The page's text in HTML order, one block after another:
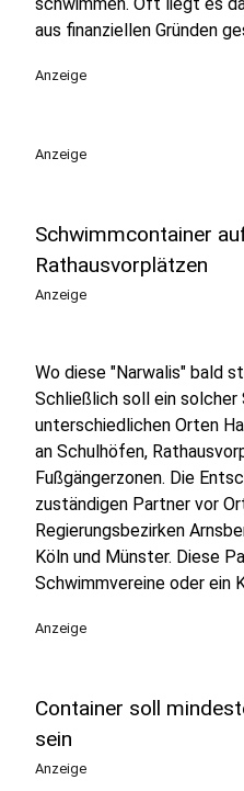
aus finanziellen Gründen
Anzeige
Anzeige
Schwimmcontainer
Rathausvorplätzen
Anzeige
Wo diese "Narwalis" bald
Schließlich soll ein solcher
unterschiedlichen Orten
an Schulhöfen,
Fußgängerzonen. Die
zuständigen Partner vor
Regierungsbezirken
Köln und Münster. Diese
Schwimmvereine oder ein
Anzeige
Container soll
sein
Anzeige